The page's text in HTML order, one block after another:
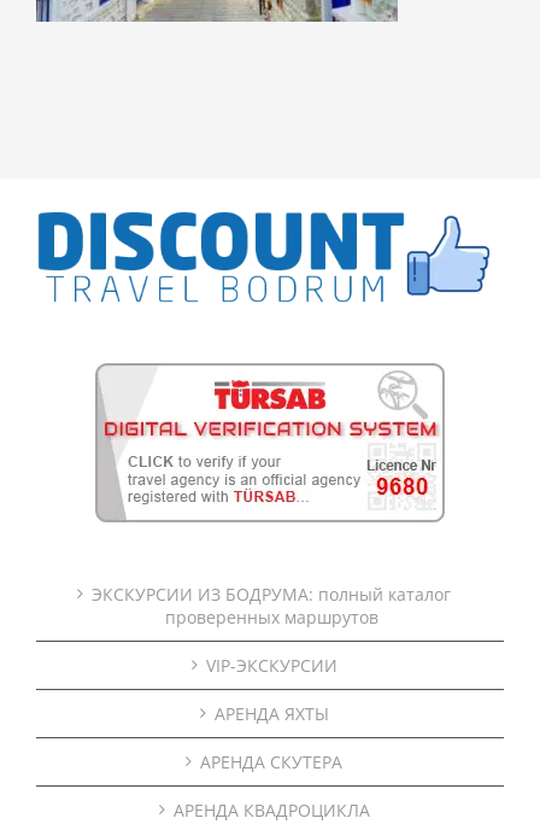
ЭКСКУРСИИ ИЗ БОДРУМА: полный каталог
проверенных маршрутов
VIP-ЭКСКУРСИИ
АРЕНДА ЯХТЫ
АРЕНДА СКУТЕРА
АРЕНДА КВАДРОЦИКЛА